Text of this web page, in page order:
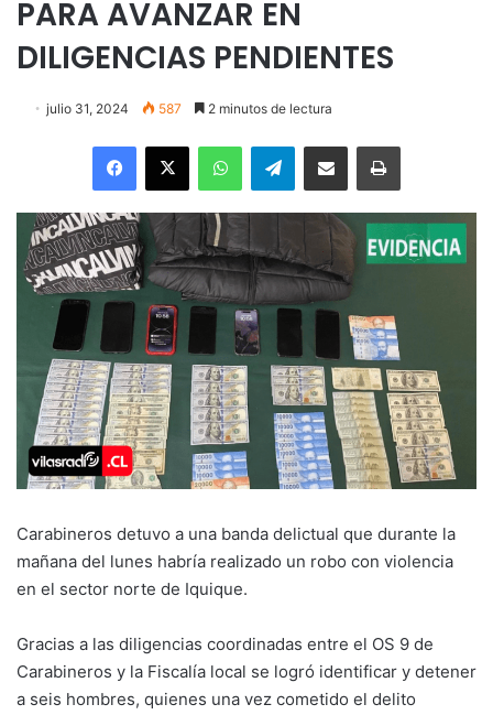
PARA AVANZAR EN
DILIGENCIAS PENDIENTES
julio 31, 2024 587 2 minutos de lectura
Facebook
X WhatsAppTelegramEnviar vía email Imprimir
Carabineros detuvo a una banda delictual que durante la
mañana del lunes habría realizado un robo con violencia
en el sector norte de Iquique.
Gracias a las diligencias coordinadas entre el OS 9 de
Carabineros y la Fiscalía local se logró identificar y detener
a seis hombres, quienes una vez cometido el delito